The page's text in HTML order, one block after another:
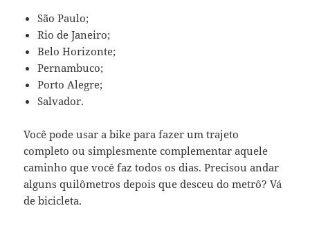
São Paulo;
Rio de Janeiro;
Belo Horizonte;
Pernambuco;
Porto Alegre;
Salvador.
Você pode usar a bike para fazer um trajeto
completo ou simplesmente complementar aquele
caminho que você faz todos os dias. Precisou andar
alguns quilômetros depois que desceu do metrô? Vá
de bicicleta.